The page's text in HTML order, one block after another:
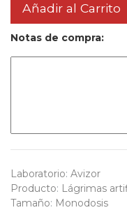
Añadir al Carrito
Notas de compra:
Laboratorio: Avizor
Producto: Lágrimas
Tamaño: Monodosis